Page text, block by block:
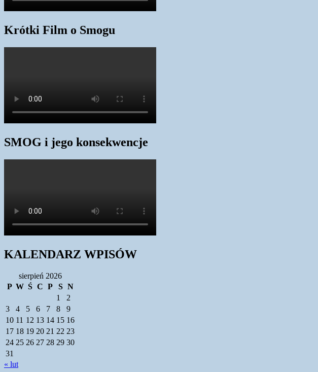
Krótki Film o Smogu
SMOG i jego konsekwencje
KALENDARZ WPISÓW
sierpień 2026
P W Ś C P S N
1
2
3
4 5 6 7 8
9
10 11 12 13 14 15 16
17 18 19 20 21 22 23
24 25 26 27 28 29 30
31
« lut